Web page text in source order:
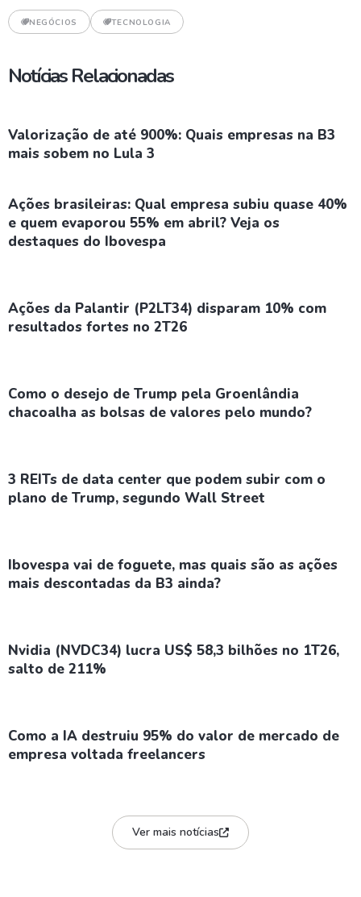
NEGÓCIOS TECNOLOGIA
Notícias Relacionadas
Valorização de até 900%: Quais empresas na B3
mais sobem no Lula 3
Ações brasileiras: Qual empresa subiu quase 40%
e quem evaporou 55% em abril? Veja os
destaques do Ibovespa
Ações da Palantir (P2LT34) disparam 10% com
resultados fortes no 2T26
Como o desejo de Trump pela Groenlândia
chacoalha as bolsas de valores pelo mundo?
3 REITs de data center que podem subir com o
plano de Trump, segundo Wall Street
Ibovespa vai de foguete, mas quais são as ações
mais descontadas da B3 ainda?
Nvidia (NVDC34) lucra US$ 58,3 bilhões no 1T26,
salto de 211%
Como a IA destruiu 95% do valor de mercado de
empresa voltada freelancers
Ver mais notícias